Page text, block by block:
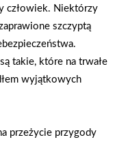
człowiek. Niektórzy
szczyptą
takie, które na trwałe
wyjątkowych
przeżycie przygody